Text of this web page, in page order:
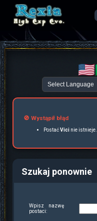
🚫 Wystąpił błąd
PostaćVici nie istnieje.
Szukaj ponownie
Wpisz nazwę
postaci: